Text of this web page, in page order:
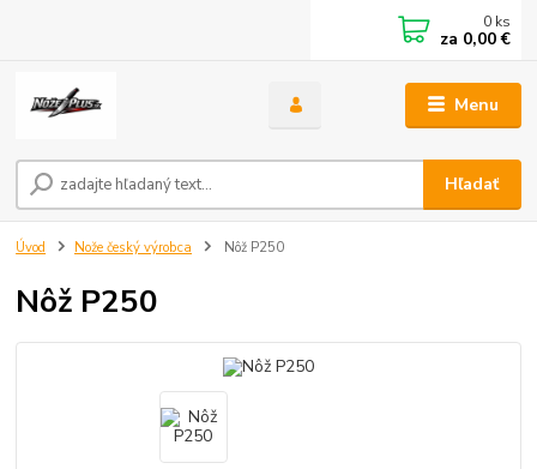
Menu
Hľadať
0 ks
za 0,00 €
Úvod Nože český výrobca Nôž P250
Nôž P250